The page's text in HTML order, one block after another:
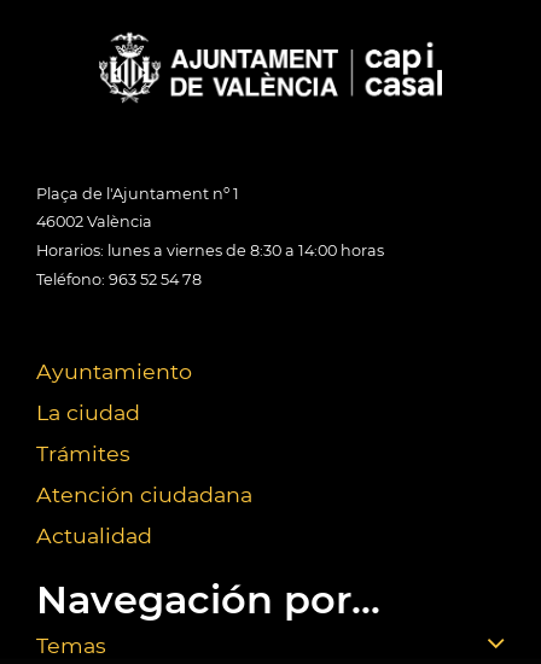
Plaça de l'Ajuntament nº 1
46002 València
Horarios: lunes a viernes de 8:30 a 14:00 horas
Teléfono: 963 52 54 78
Ayuntamiento
La ciudad
Trámites
Atención ciudadana
Actualidad
Navegación por...
Temas